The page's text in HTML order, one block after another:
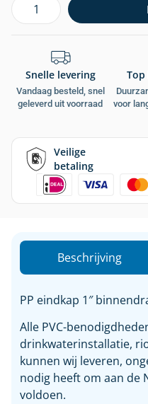
Snelle levering
Vandaag besteld, snel
geleverd uit voorraad
voor
Veilige
betaling
Beschrijving
PP eindkap 1″
Alle PVC-
drinkwaterinstallatie,
kunnen wij leveren,
nodig heeft om aan de
voldoen.